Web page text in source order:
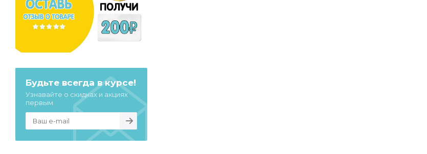
Будьте всегда в курсе!
Узнавайте о скидках и акциях
первым